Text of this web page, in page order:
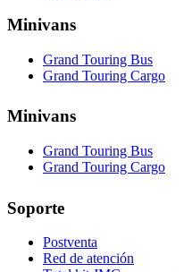
Minivans
Grand Touring Bus
Grand Touring Cargo
Minivans
Grand Touring Bus
Grand Touring Cargo
Soporte
Postventa
Red de atención